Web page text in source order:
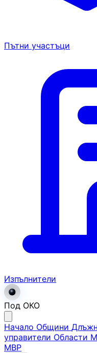
Пътни участъци
Изпълнители
Под ОКО
Начало Общини
управители Области
МВР